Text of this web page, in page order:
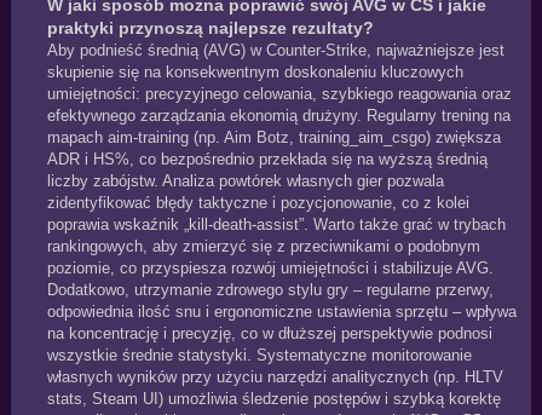
W jaki sposób można poprawić swój AVG w CS i jakie
praktyki przynoszą najlepsze rezultaty?
Aby podnieść średnią (AVG) w Counter‑Strike, najważniejsze jest
skupienie się na konsekwentnym doskonaleniu kluczowych
umiejętności: precyzyjnego celowania, szybkiego reagowania oraz
efektywnego zarządzania ekonomią drużyny. Regularny trening na
mapach aim‑training (np. Aim Botz, training_aim_csgo) zwiększa
ADR i HS%, co bezpośrednio przekłada się na wyższą średnią
liczby zabójstw. Analiza powtórek własnych gier pozwala
zidentyfikować błędy taktyczne i pozycjonowanie, co z kolei
poprawia wskaźnik „kill‑death‑assist”. Warto także grać w trybach
rankingowych, aby zmierzyć się z przeciwnikami o podobnym
poziomie, co przyspiesza rozwój umiejętności i stabilizuje AVG.
Dodatkowo, utrzymanie zdrowego stylu gry – regularne przerwy,
odpowiednia ilość snu i ergonomiczne ustawienia sprzętu – wpływa
na koncentrację i precyzję, co w dłuższej perspektywie podnosi
wszystkie średnie statystyki. Systematyczne monitorowanie
własnych wyników przy użyciu narzędzi analitycznych (np. HLTV
stats, Steam UI) umożliwia śledzenie postępów i szybką korektę